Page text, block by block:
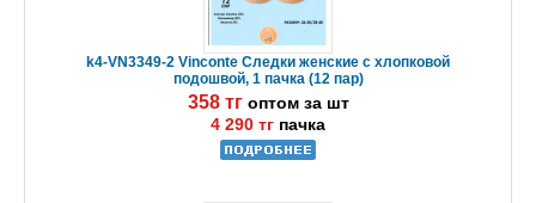
k4-VN3349-2 Vinconte Следки женские с хлопковой
подошвой, 1 пачка (12 пар)
358 тг оптом за шт
4 290 тг пачка